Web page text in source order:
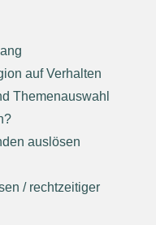
auf Verhalten
Themenauswahl
auslösen
/ rechtzeitiger